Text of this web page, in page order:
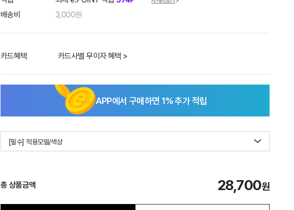
배송비 3,000원
카드혜택 카드사별 무이자 혜택 >
APP에서 구매하면 1% 추가 적립
[필수] 적용모델/색상
총 상품금액 28,700원